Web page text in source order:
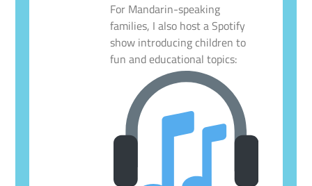
For Mandarin-speaking
families, I also host a Spotify
show introducing children to
fun and educational topics: